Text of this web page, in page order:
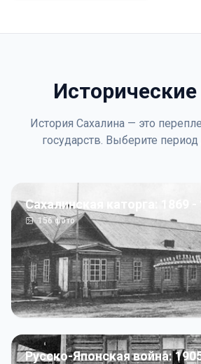
Исторические
История Сахалина — это
государств. Выберите период
Сахалинская каторга: 1869 -
156фото
Русско-Японская война: